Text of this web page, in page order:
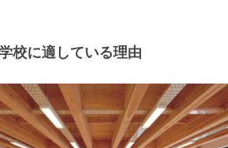
校に適している理由